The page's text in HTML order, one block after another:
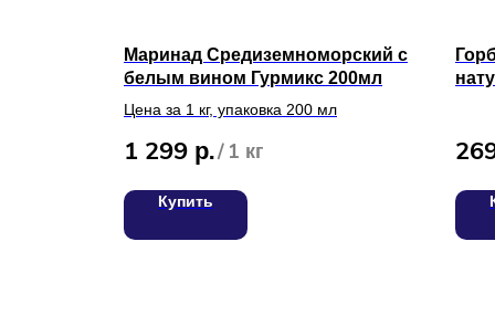
Маринад Средиземноморский с
белым вином Гурмикс 200мл
Цена за 1 кг, упаковка 200 мл
1 299 р./ 1 кг
Купить